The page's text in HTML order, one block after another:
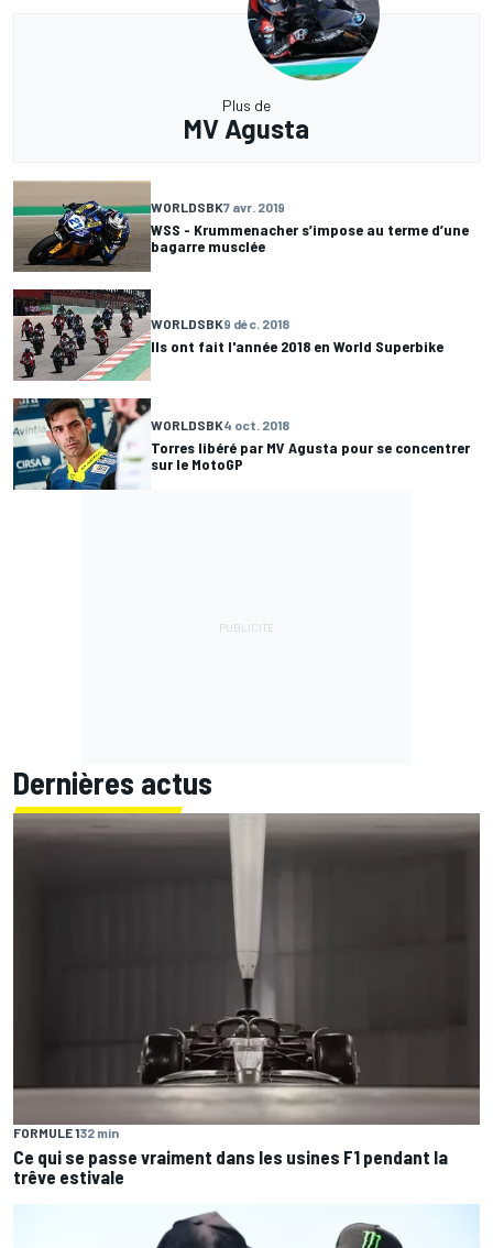
Plus de
MV Agusta
WORLDSBK7 avr. 2019
WSS - Krummenacher s’impose au terme d’une
bagarre musclée
WORLDSBK9 déc. 2018
Ils ont fait l'année 2018 en World Superbike
WORLDSBK4 oct. 2018
Torres libéré par MV Agusta pour se concentrer
sur le MotoGP
Dernières actus
FORMULE 132 min
Ce qui se passe vraiment dans les usines F1 pendant la
trêve estivale